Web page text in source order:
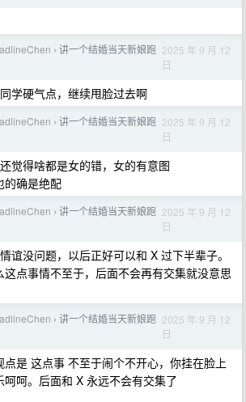
› 讲一个结婚当天新娘跑 2025 年 9 月 12
日
学硬气点，继续甩脸过去啊
› 讲一个结婚当天新娘跑 2025 年 9 月 12
日
觉得啥都是女的错，女的有意图
的确是绝配
› 讲一个结婚当天新娘跑 2025 年 9 月 12
日
谊没问题，以后正好可以和 X 过下半辈子。
点事情不至于，后面不会再有交集就没意思
› 讲一个结婚当天新娘跑 2025 年 9 月 12
日
是 这点事 不至于闹个不开心，你挂在脸上
呵。后面和 X 永远不会有交集了